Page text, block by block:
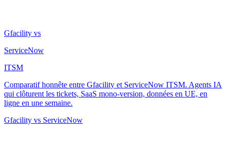
Gfacility vs
ServiceNow
ITSM
Comparatif honnête entre Gfacility et ServiceNow ITSM. Agents IA
qui clôturent les tickets, SaaS mono-version, données en UE, en
ligne en une semaine.
Gfacility vs ServiceNow